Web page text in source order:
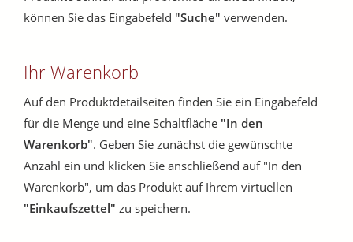
können Sie das Eingabefeld "Suche" verwenden.
Ihr Warenkorb
Auf den Produktdetailseiten finden Sie ein Eingabefeld
für die Menge und eine Schaltfläche "In den
Warenkorb". Geben Sie zunächst die gewünschte
Anzahl ein und klicken Sie anschließend auf "In den
Warenkorb", um das Produkt auf Ihrem virtuellen
"Einkaufszettel" zu speichern.